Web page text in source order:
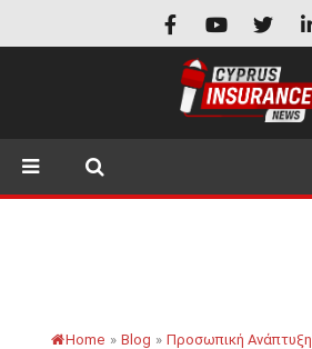
Home » Blog » Προσωπική Ανάπτυξη